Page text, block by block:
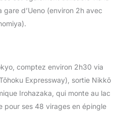
gare d’Ueno (environ 2h avec
comptez environ 2h30 via
Expressway), sortie Nikkō
Irohazaka, qui monte au lac
pour ses 48 virages en épingle